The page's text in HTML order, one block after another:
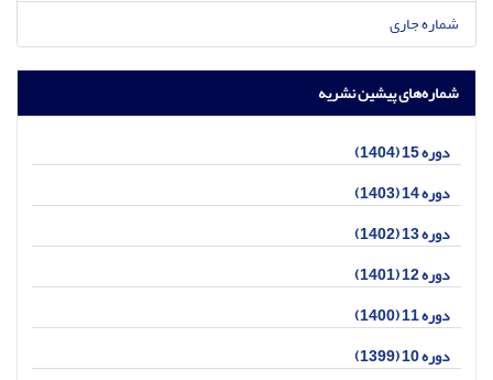
شماره جاری
شماره‌های پیشین نشریه
دوره 15 (1404)
دوره 14 (1403)
دوره 13 (1402)
دوره 12 (1401)
دوره 11 (1400)
دوره 10 (1399)